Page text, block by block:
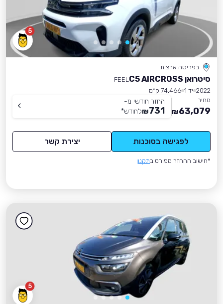
5
בפריסה ארצית
סיטרואן C5 AIRCROSS
FEEL
2022 יד 1
74,466 ק״מ
מחיר
63,079
₪
החזר חודשי מ-
731
₪לחודש*
לפגישה בסוכנות יצירת קשר
*חישוב ההחזר מפורט בתקנון
5